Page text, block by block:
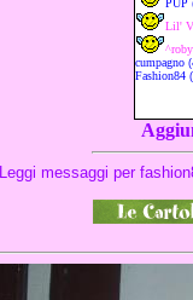
Leggi messaggi per